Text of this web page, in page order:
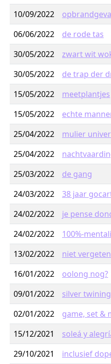
10/09/2022
06/06/2022
de rode tas
30/05/2022
zwart wit
30/05/2022
de trap der
15/05/2022
meetplantjes
15/05/2022
echte
25/04/2022
mulier
25/04/2022
25/03/2022
de gang
24/03/2022
38 jaar
24/02/2022
je pense
24/02/2022
100%-
13/02/2022
niet
16/01/2022
oolong nog?
09/01/2022
silver
02/01/2022
game, set &
15/12/2021
soleá y
29/10/2021
inclusief